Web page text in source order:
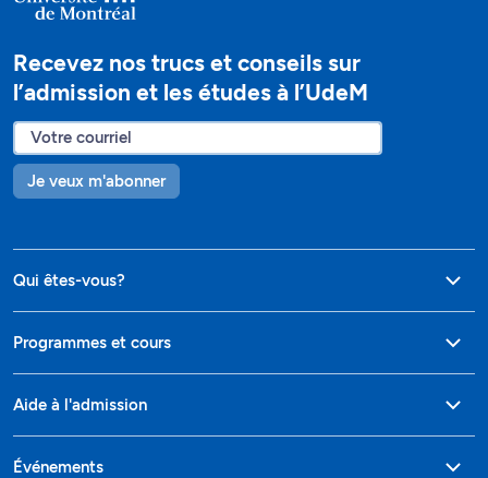
Recevez nos trucs et conseils sur
l’admission et les études à l’UdeM
Je veux m'abonner
Qui êtes-vous?
Programmes et cours
Aide à l'admission
Événements